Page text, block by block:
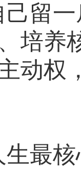
己留
培养
动权
生最